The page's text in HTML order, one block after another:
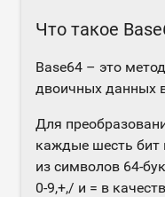
Что такое
Base64 – это
двоичных данных в
Для
каждые шесть бит
из символов 64-
0-9,+,/ и = в